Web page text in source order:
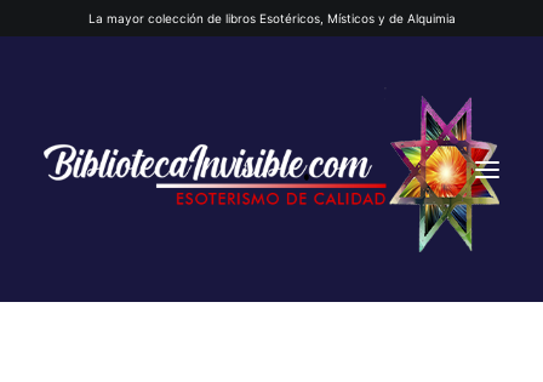
La mayor colección de libros Esotéricos, Místicos y de Alquimia